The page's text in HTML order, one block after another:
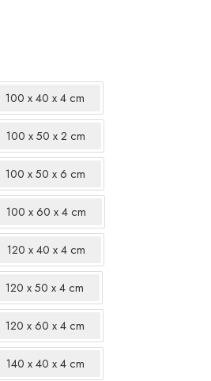
100 x 40 x 4 cm
100 x 50 x 2 cm
100 x 50 x 6 cm
100 x 60 x 4 cm
120 x 40 x 4 cm
120 x 50 x 4 cm
120 x 60 x 4 cm
140 x 40 x 4 cm